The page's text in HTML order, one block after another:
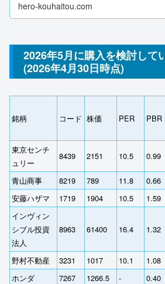
hero-kouhaitou.com
2026年5月に購入を検討して
(2026年4月30日時点)
銘柄 コード 株価 PER PBR
東京センチ
ュリー
8439 2151 10.5 0.99
青山商事 8219 789 11.8 0.66
安藤ハザマ
1719 1904 10.5 1.59
インヴィン
シブル投資
法人
8963 61400 16.4 1.32
野村不動産 3231 1017 10.1 1.08
ホンダ
7267 1266.5 ‐ 0.40